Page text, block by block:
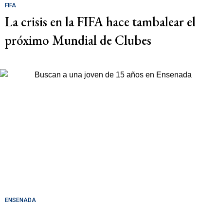
FIFA
La crisis en la FIFA hace tambalear el
próximo Mundial de Clubes
ENSENADA